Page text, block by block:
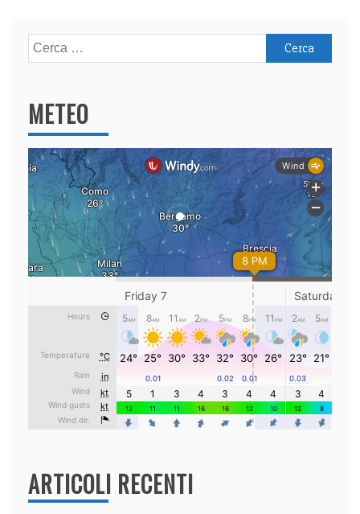
Ricerca
per:
METEO
ARTICOLI RECENTI